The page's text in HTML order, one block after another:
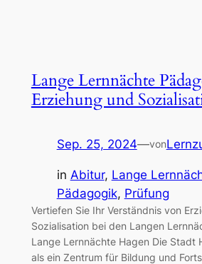
Lange Lernnächte
Erziehung und
Sep. 25, 2024—von
in Abitur, Lange
Pädagogik, Prüfung
Vertiefen Sie Ihr Verständnis von
Sozialisation bei den Langen
Lange Lernnächte Hagen Die Stadt
als ein Zentrum für Bildung und